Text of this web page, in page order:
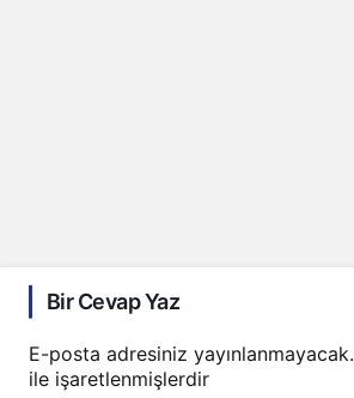
Bir Cevap Yaz
E-posta adresiniz yayınlanmayacak.
ile işaretlenmişlerdir